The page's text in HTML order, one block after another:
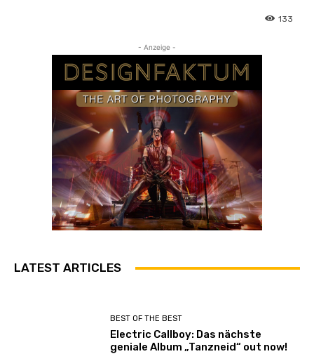
133
- Anzeige -
LATEST ARTICLES
BEST OF THE BEST
Electric Callboy: Das nächste
geniale Album „Tanzneid“ out now!